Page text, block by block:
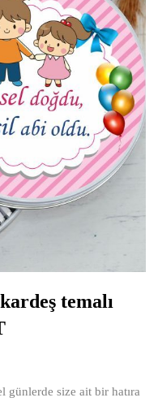
temalı
günlerde size ait bir hatıra